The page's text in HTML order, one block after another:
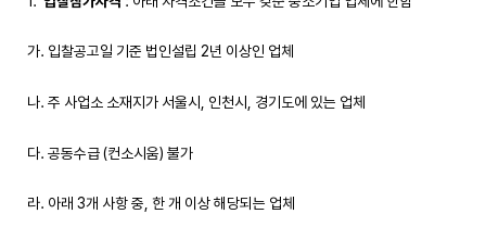
가. 입찰공고일 기준 법인설립 2년 이상인 업체
나. 주 사업소 소재지가 서울시, 인천시, 경기도에 있는 업체
다. 공동수급 (컨소시움) 불가
라. 아래 3개 사항 중, 한 개 이상 해당되는 업체